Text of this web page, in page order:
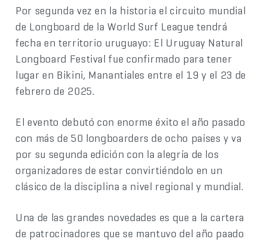
Por segunda vez en la historia el circuito mundial
de Longboard de la World Surf League tendrá
fecha en territorio uruguayo: El Uruguay Natural
Longboard Festival fue confirmado para tener
lugar en Bikini, Manantiales entre el 19 y el 23 de
febrero de 2025.
El evento debutó con enorme éxito el año pasado
con más de 50 longboarders de ocho países y va
por su segunda edición con la alegría de los
organizadores de estar convirtiéndolo en un
clásico de la disciplina a nivel regional y mundial.
Una de las grandes novedades es que a la cartera
de patrocinadores que se mantuvo del año paado